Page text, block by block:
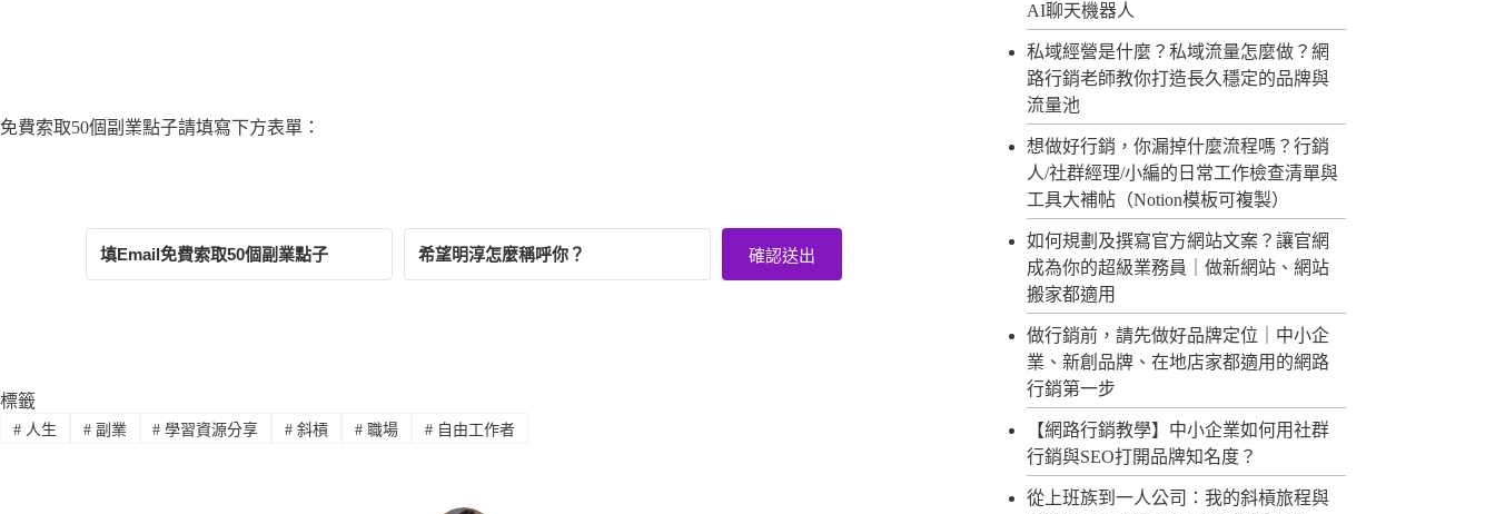
免費索取50個副業點子請填寫下方表單：
確認送出
標籤
#人生 #副業 # 學習資源分享 # 斜槓 # 職場 #自由工作者
AI聊天機器人
私域經營是什麼？私域流量怎麼做？網
路行銷老師教你打造長久穩定的品牌與
流量池
想做好行銷，你漏掉什麼流程嗎？行銷
人/社群經理/小編的日常工作檢查清單與
工具大補帖（Notion模板可複製）
如何規劃及撰寫官方網站文案？讓官網
成為你的超級業務員｜做新網站、網站
搬家都適用
做行銷前，請先做好品牌定位｜中小企
業、新創品牌、在地店家都適用的網路
行銷第一步
【網路行銷教學】中小企業如何用社群
行銷與SEO打開品牌知名度？
從上班族到一人公司：我的斜槓旅程與